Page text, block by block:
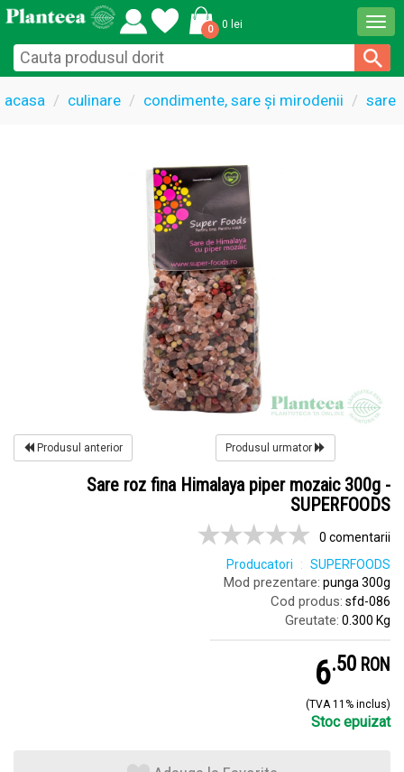
0 0 lei
acasa culinare condimente, sare și mirodenii sare
Produsul anterior Produsul urmator
Sare roz fina Himalaya piper mozaic 300g -
SUPERFOODS
0 comentarii
Producatori
SUPERFOODS
Mod prezentare: punga 300g
Cod produs: sfd-086
Greutate: 0.300 Kg
6.5 RON
(TVA 11% inclus)
Stoc epuizat